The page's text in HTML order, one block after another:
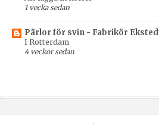
1 vecka sedan
Pärlor för svin - Fabrikör
I Rotterdam
4 veckor sedan